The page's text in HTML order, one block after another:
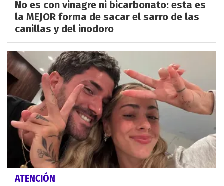
No es con vinagre ni bicarbonato: esta es
la MEJOR forma de sacar el sarro de las
canillas y del inodoro
ATENCIÓN